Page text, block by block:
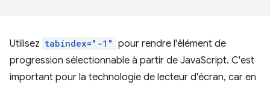
Utilisez tabindex="-1" pour rendre l'élément de
progression sélectionnable à partir de JavaScript. C'est
important pour la technologie de lecteur d'écran, car en